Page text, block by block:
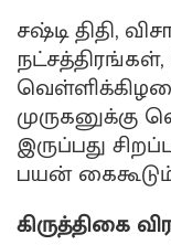
சஷ்டி திதி,
முருகனுக்கு
இருப்பது
பயன்
கிருத்திகை